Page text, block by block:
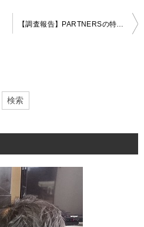
【調査報告】PARTNERSの特商法画像化は危険？FX副業の実態を徹底リサーチ
検索